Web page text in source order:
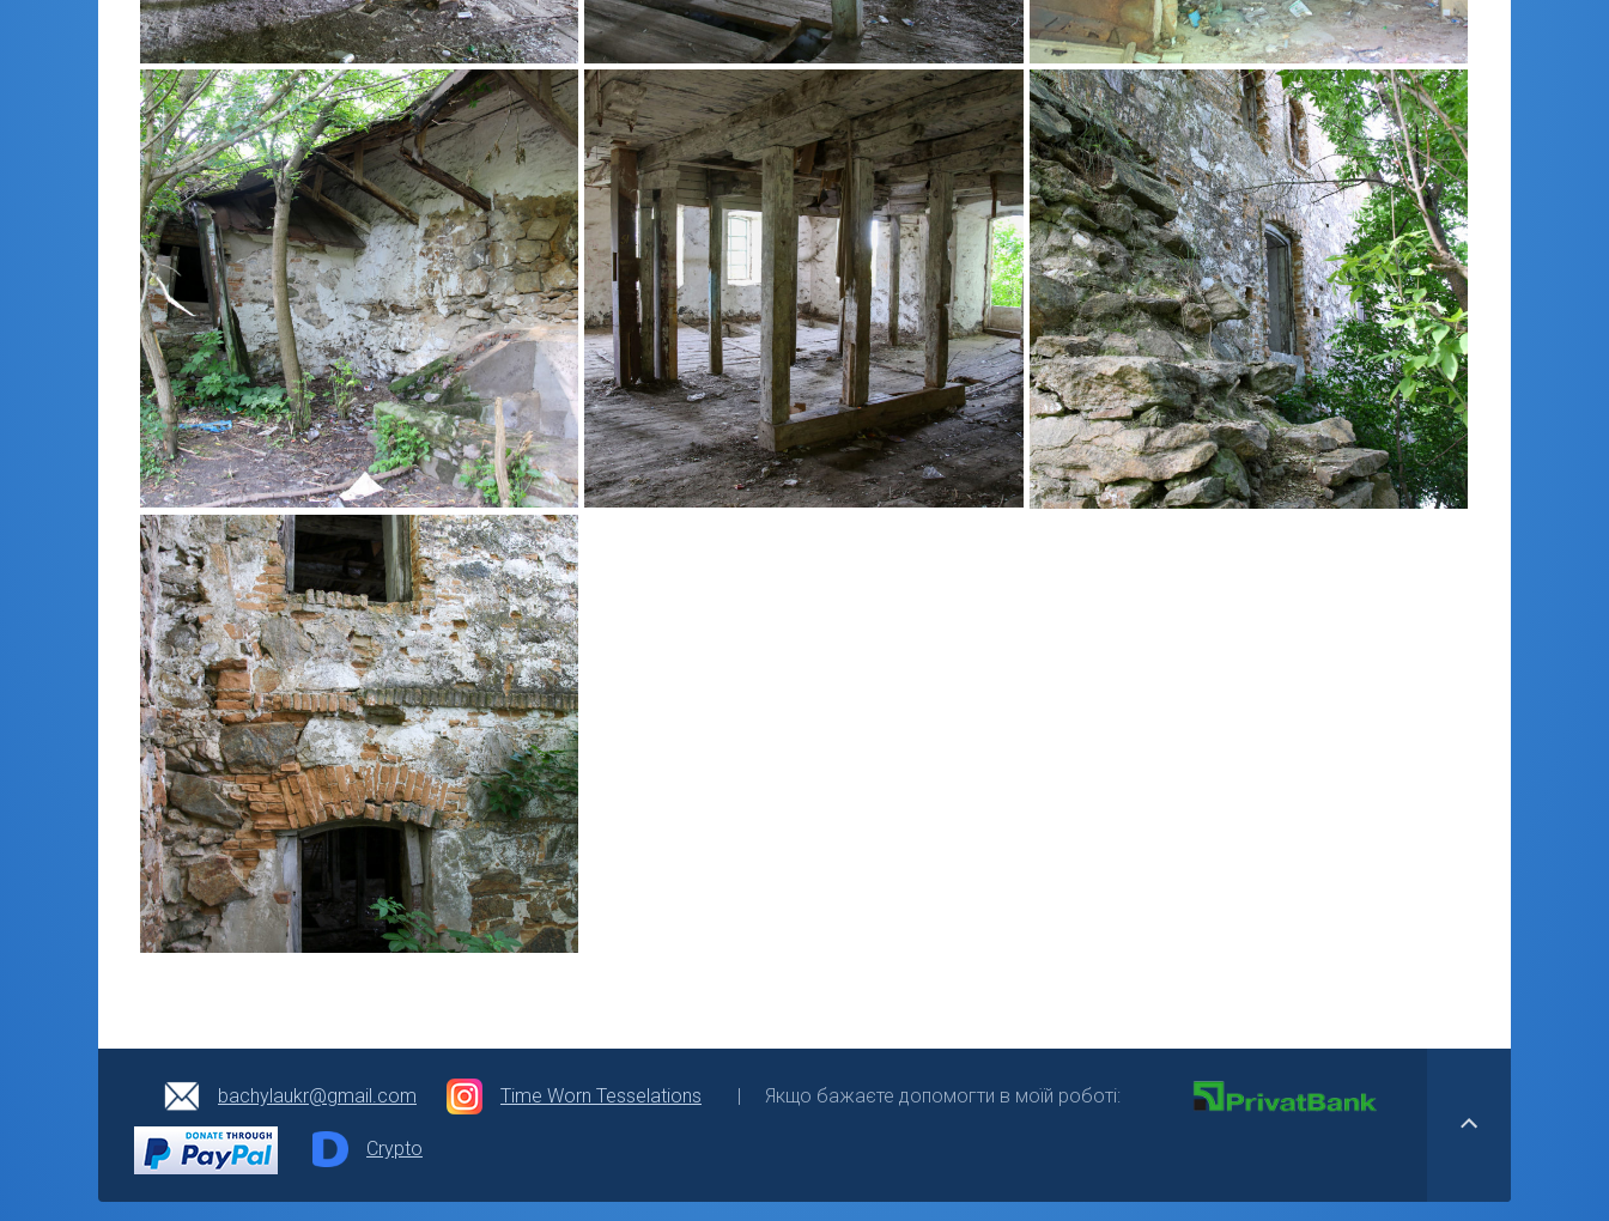
bachylaukr@gmail.com Time Worn Tesselations Якщо бажаєте допомогти в моїй роботі:
Crypto